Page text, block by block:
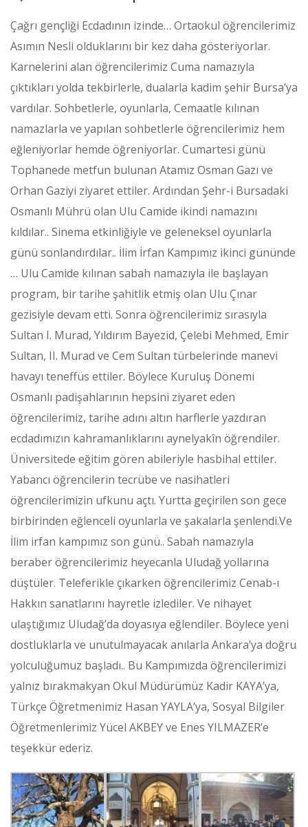
Çağrı gençliği Ecdadının izinde… Ortaokul öğrencilerimiz
Asımın Nesli olduklarını bir kez daha gösteriyorlar.
Karnelerini alan öğrencilerimiz Cuma namazıyla
çıktıkları yolda tekbirlerle, dualarla kadim şehir Bursa’ya
vardılar. Sohbetlerle, oyunlarla, Cemaatle kılınan
namazlarla ve yapılan sohbetlerle öğrencilerimiz hem
eğleniyorlar hemde öğreniyorlar. Cumartesi günü
Tophanede metfun bulunan Atamız Osman Gazı ve
Orhan Gaziyi ziyaret ettiler. Ardından Şehr-i Bursadaki
Osmanlı Mührü olan Ulu Camide ikindi namazını
kıldılar.. Sinema etkinliğiyle ve geleneksel oyunlarla
günü sonlandırdılar.. İlim İrfan Kampımız ikinci gününde
… Ulu Camide kılınan sabah namazıyla ile başlayan
program, bir tarihe şahitlik etmiş olan Ulu Çınar
gezisiyle devam etti. Sonra öğrencilerimiz sırasıyla
Sultan I. Murad, Yıldırım Bayezid, Çelebi Mehmed, Emir
Sultan, II. Murad ve Cem Sultan türbelerinde manevi
havayı teneffüs ettiler. Böylece Kuruluş Dönemi
Osmanlı padişahlarının hepsini ziyaret eden
öğrencilerimiz, tarihe adını altın harflerle yazdıran
ecdadımızın kahramanlıklarını aynelyakîn öğrendiler.
Üniversitede eğitim gören abileriyle hasbihal ettiler.
Yabancı öğrencilerin tecrübe ve nasihatleri
öğrencilerimizin ufkunu açtı. Yurtta geçirilen son gece
birbirinden eğlenceli oyunlarla ve şakalarla şenlendi.Ve
İlim irfan kampımız son günü.. Sabah namazıyla
beraber öğrencilerimiz heyecanla Uludağ yollarına
düştüler. Teleferikle çıkarken öğrencilerimiz Cenab-ı
Hakkın sanatlarını hayretle izlediler. Ve nihayet
ulaştığımız Uludağ’da doyasıya eğlendiler. Böylece yeni
dostluklarla ve unutulmayacak anılarla Ankara’ya doğru
yolculuğumuz başladı.. Bu Kampımızda öğrencilerimizi
yalnız bırakmakyan Okul Müdürümüz Kadir KAYA’ya,
Türkçe Öğretmenimiz Hasan YAYLA’ya, Sosyal Bilgiler
Öğretmenlerimiz Yücel AKBEY ve Enes YILMAZER’e
teşekkür ederiz.